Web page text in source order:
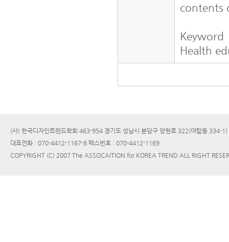
contents
Keyword
Health
(사) 한국디자인트렌드학회 463-954 경기도 성남시 분당구 양현로 322(야탑동 334-
대표전화 : 070-4412-1167-8 팩스번호 : 070-4412-1169
COPYRIGHT (C) 2007 The ASSOCAITION for KOREA TREND ALL RIGHT